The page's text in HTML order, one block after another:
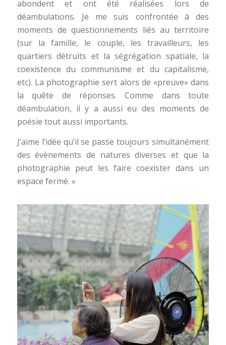
abondent et ont été réalisées lors de
déambulations. Je me suis confrontée à des
moments de questionnements liés au territoire
(sur la famille, le couple, les travailleurs, les
quartiers détruits et la ségrégation spatiale, la
coexistence du communisme et du capitalisme,
etc). La photographie sert alors de «preuve» dans
la quête de réponses. Comme dans toute
déambulation, il y a aussi eu des moments de
poésie tout aussi importants.
J’aime l’idée qu’il se passe toujours simultanément
des évènements de natures diverses et que la
photographie peut les faire coexister dans un
espace fermé. »